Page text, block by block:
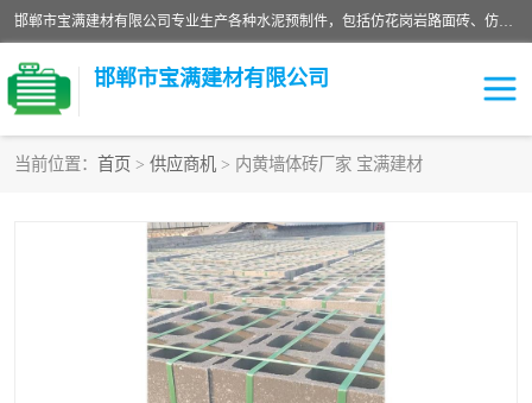
邯郸市宝满建材有限公司专业生产各种水泥预制件，包括仿花岗岩路面砖、仿花岗岩人行道砖、仿花岗岩路侧石、烧结砖、植草砖、码头砖连锁块、仿花岗岩路侧石、沙井盖、水泥盖板等各种水泥制品
邯郸市宝满建材有限公司
当前位置： 首页 > 供应商机 > 内黄墙体砖厂家 宝满建材
混凝土路沿石
便道砖
花岗岩路岩石 盲道砖